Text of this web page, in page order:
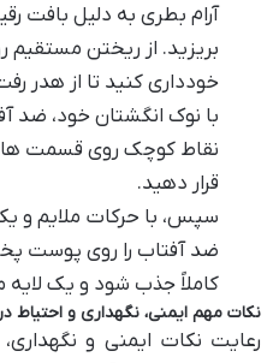
آرام بطری به دلیل
بریزید. از ریختن
خودداری کنید تا از هدر
با نوک انگشتان خود، ضد
نقاط کوچک روی قسمت
قرار دهید.
سپس، با حرکات ملایم و
ضد آفتاب را روی پوست
کاملاً جذب شود و یک لایه
نکات مهم ایمنی، نگهداری و احتیاط
رعایت نکات ایمنی و